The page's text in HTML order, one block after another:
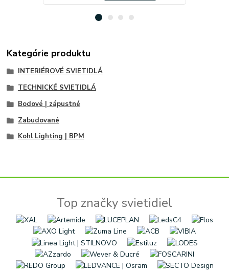
Kategórie produktu
INTERIÉROVÉ SVIETIDLÁ
TECHNICKÉ SVIETIDLÁ
Bodové | zápustné
Zabudované
Kohl Lighting | BPM
Top značky svietidiel